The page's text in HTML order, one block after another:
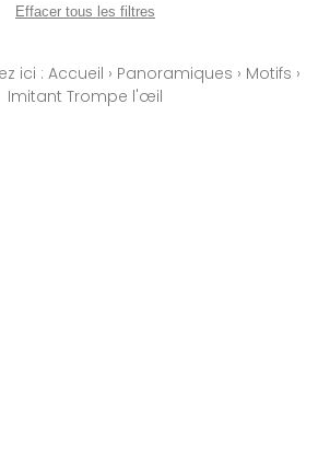
Effacer tous les filtres
ici : Accueil › Panoramiques › Motifs ›
Imitant Trompe l'œil